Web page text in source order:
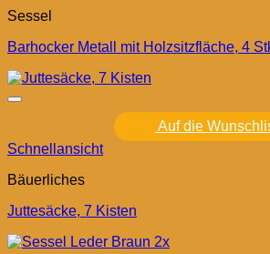
Sessel
Barhocker Metall mit Holzsitzfläche, 4
Auf die
Schnellansicht
Bäuerliches
Juttesäcke, 7 Kisten